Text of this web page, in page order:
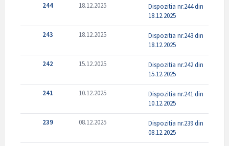
244 18.12.2025
Dispozitia nr.244 din
18.12.2025
243 18.12.2025
Dispozitia nr.243 din
18.12.2025
242 15.12.2025
Dispozitia nr.242 din
15.12.2025
241 10.12.2025
Dispozitia nr.241 din
10.12.2025
239 08.12.2025
Dispozitia nr.239 din
08.12.2025